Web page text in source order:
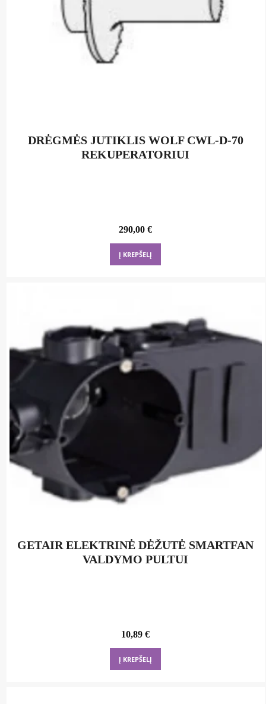
DRĖGMĖS JUTIKLIS WOLF CWL-D-70
REKUPERATORIUI
290,00€
Į KREPŠELĮ
GETAIR ELEKTRINĖ DĖŽUTĖ SMARTFAN
VALDYMO PULTUI
10,89€
Į KREPŠELĮ